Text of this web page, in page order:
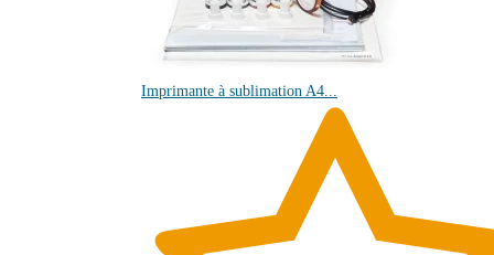
Imprimante à sublimation A4...